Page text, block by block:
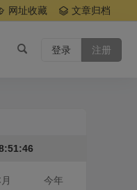
网址收藏 文章归档
登录 注册
今年